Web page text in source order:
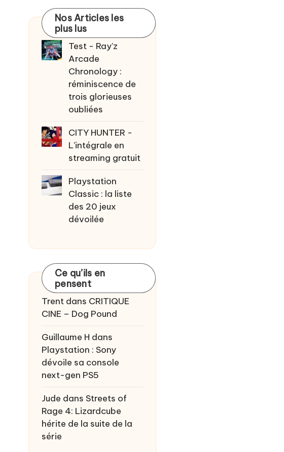
Nos Articles les
plus lus
Test - Ray'z
Arcade
Chronology :
réminiscence de
trois glorieuses
oubliées
CITY HUNTER -
L'intégrale en
streaming gratuit
Playstation
Classic : la liste
des 20 jeux
dévoilée
Ce qu’ils en
pensent
Trent dans CRITIQUE
CINE – Dog Pound
Guillaume H dans
Playstation : Sony
dévoile sa console
next-gen PS5
Jude dans Streets of
Rage 4: Lizardcube
hérite de la suite de la
série